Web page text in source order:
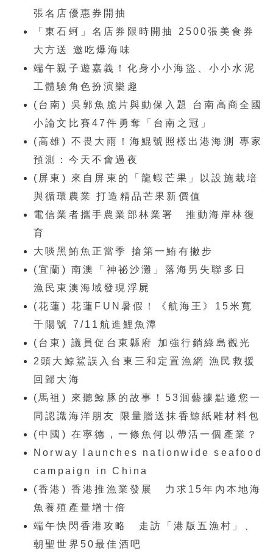
張名店優惠券開抽
「東石蚵」名店券限時開抽 2500張美食券
大方送 邀吃爆海味
端午親子遊嘉義！化身小小海盜、小小水泥
工體驗角色扮演樂趣
(台南) 吳郭魚脆片與動保入題 台南高商全國
小論文比賽47件勇奪「台南之冠」
(高雄) 不畏大雨！海鯤號照樣出港海測 專家
預測：今天不會過夜
(屏東) 來自屏東的「龍蝦芒果」以設施栽培
與循環農業 打造精品芒果新價值
電信業者攜手農業部林業署 推動海岸林復
育
大啖黑鮪魚正當季 搶第一鮪有撇步
(宜蘭) 南澳「神祕沙灘」落海男失聯多日
漁民東澳海域發現浮屍
(花蓮) 花蓮FUN暑假！《航海王》15米寬
千陽號 7/11航進鯉魚潭
(台東) 議員促台東縣府 加強行銷綠島觀光
2頭大鯨鯊誤入台東三和定置漁網 漁民救援
回歸大海
(馬祖) 來聽鯨豚的故事！53洄藝據點邀您一
同認識海洋朋友 限量贈送抹香鯨紙雕材料包
(中國) 在寧德，一條魚何以帶活一個產業？
Norway launches nationwide seafood
campaign in China
(香港) 香港推漁業發展 力求15年內本地海
魚養殖產量增十倍
端午快閃香港攻略 走訪「港版五漁村」、
朝聖世界50最佳酒吧